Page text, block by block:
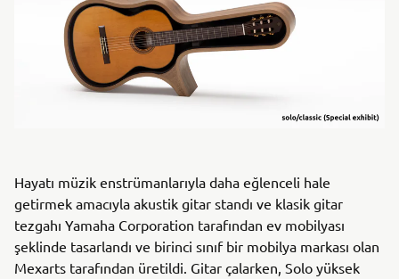
Hayatı müzik enstrümanlarıyla daha eğlenceli hale
getirmek amacıyla akustik gitar standı ve klasik gitar
tezgahı Yamaha Corporation tarafından ev mobilyası
şeklinde tasarlandı ve birinci sınıf bir mobilya markası olan
Mexarts tarafından üretildi. Gitar çalarken, Solo yüksek